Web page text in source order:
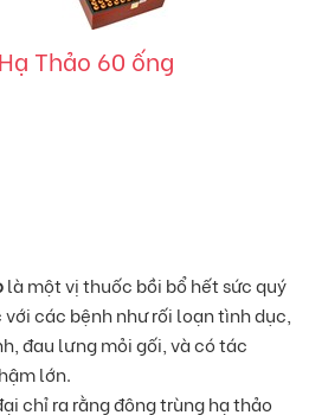
Thảo 60 ống
là một vị thuốc bồi bổ hết sức quý
các bệnh như rối loạn tình dục,
đau lưng mỏi gối, và có tác
lớn.
chỉ ra rằng đông trùng hạ thảo